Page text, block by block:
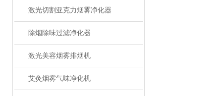
激光切割亚克力烟雾净化器
除烟除味过滤净化器
激光美容烟雾排烟机
艾灸烟雾气味净化机